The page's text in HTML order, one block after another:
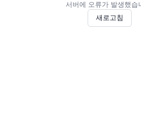
서버에 오류가 발생했습
새로고침